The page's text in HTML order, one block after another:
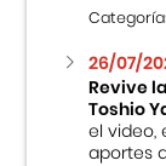
26/07/
Revive
Toshio
el video,
aportes